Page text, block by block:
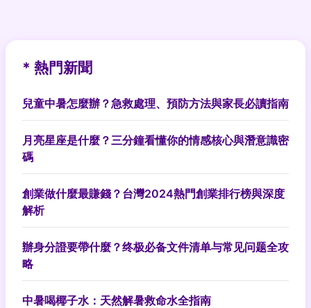
* 熱門新聞
兒童中暑怎麼辦？急救處理、預防方法與家長必讀指南
月亮星座是什麼？三分鐘看懂你的情感核心與潛意識密
碼
創業做什麼最賺錢？台灣2024熱門創業排行榜與深度
解析
辦身分證要帶什麼？终极必备文件清单与常见问题全攻
略
中暑喝椰子水：天然解暑救命水全指南